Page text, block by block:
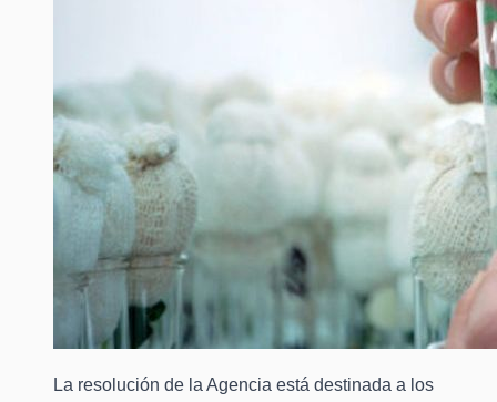
La resolución de la Agencia está destinada a los